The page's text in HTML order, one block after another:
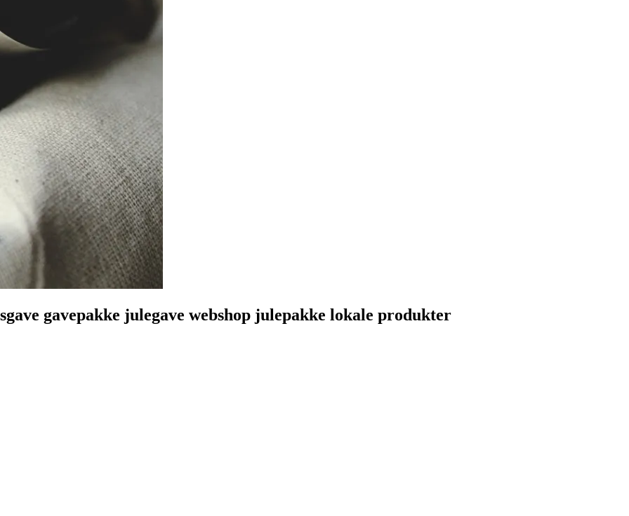
gavepakke julegave webshop julepakke lokale produkter